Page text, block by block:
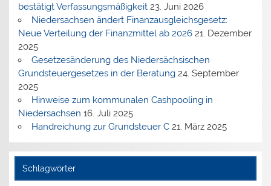
bestätigt Verfassungsmäßigkeit 23. Juni 2026
Niedersachsen ändert Finanzausgleichsgesetz:
Neue Verteilung der Finanzmittel ab 2026 21. Dezember
2025
Gesetzesänderung des Niedersächsischen
Grundsteuergesetzes in der Beratung 24. September
2025
Hinweise zum kommunalen Cashpooling in
Niedersachsen 16. Juli 2025
Handreichung zur Grundsteuer C 21. März 2025
Schlagwörter